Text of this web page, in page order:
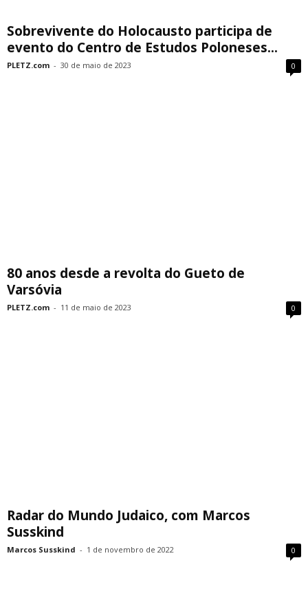
Sobrevivente do Holocausto participa de
evento do Centro de Estudos Poloneses...
PLETZ.com - 30 de maio de 2023 0
80 anos desde a revolta do Gueto de
Varsóvia
PLETZ.com - 11 de maio de 2023 0
Radar do Mundo Judaico, com Marcos
Susskind
Marcos Susskind - 1 de novembro de 2022 0